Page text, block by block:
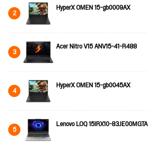
2 HyperX OMEN 15-gb0009AX
3 Acer Nitro V15 ANV15-41-R488
4 HyperX OMEN 15-gb0045AX
5 Lenovo LOQ 15IRX10-83JE00MGTA